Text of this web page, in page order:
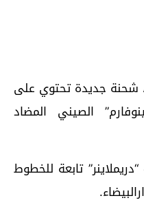
شحنة جديدة تحتوي على
الصيني المضاد
تابعة للخطوط